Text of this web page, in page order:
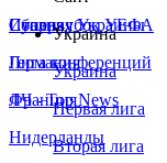
Сборная Украины
Италия
Германия
Франция
Нидерланды
Суперкубок УЕФА
Лига конференций
ЛЧ - Top News
Украина
Украина
Первая лига
Вторая лига